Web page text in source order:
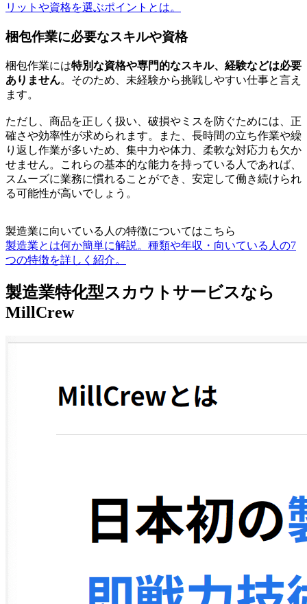
リットや資格を選ぶポイントとは。
梱包作業に必要なスキルや資格
梱包作業には特別な資格や専門的なスキル、経験などは必要
ありません。そのため、未経験から挑戦しやすい仕事と言え
ます。
ただし、商品を正しく扱い、破損やミスを防ぐためには、正
確さや効率性が求められます。また、長時間の立ち作業や繰
り返し作業が多いため、集中力や体力、柔軟な対応力も欠か
せません。これらの基本的な能力を持っている人であれば、
スムーズに業務に慣れることができ、安定して働き続けられ
る可能性が高いでしょう。
製造業に向いている人の特徴についてはこちら
製造業とは何か簡単に解説。種類や年収・向いている人の7
つの特徴を詳しく紹介。
‍製造業特化型スカウトサービスなら
MillCrew